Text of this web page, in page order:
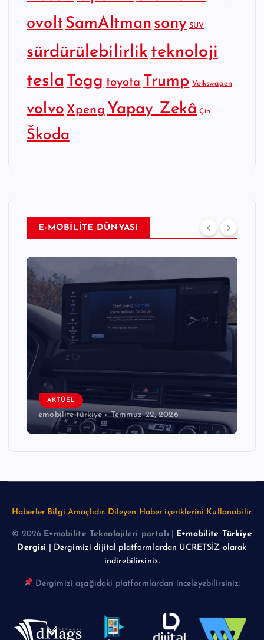
ovoltSamAltman sony SUV
sürdürülebilirlik teknoloji
tesla Togg toyota Trump Volkswagen
volvo Xpeng Yapay Zekâ Çin
Škoda
E-MOBİLİTE DÜNYASI
AKTÜEL
emobilite türkiye Temmuz 22, 2026
Haberler Bilgi Amaçlıdır. Dileyen Haber içeriklerini Kullanabilir.
© 2026 E•mobilite Teknolojileri portalı
E•mobilite Türkiye
Dergisi | Dergimizi dijital platformlardan ÜCRETSİZ olarak
indirebilirsiniz.
Dergimizi aşağıdaki platformlardan inceleyebilirsiniz: